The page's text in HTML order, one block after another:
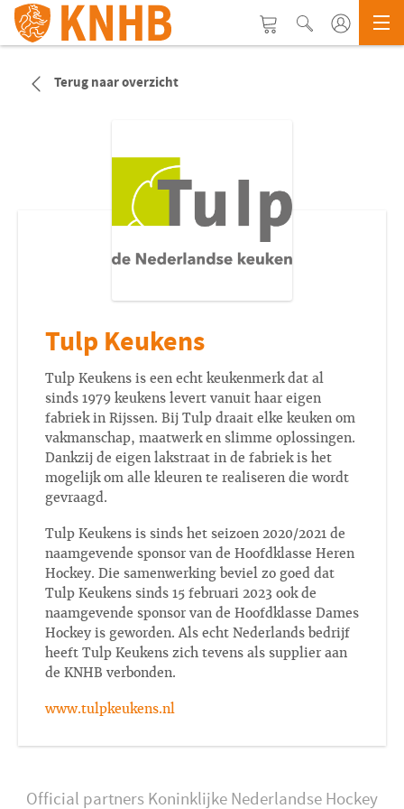
Terug naar overzicht
Tulp Keukens
Tulp Keukens is een echt keukenmerk dat al
sinds 1979 keukens levert vanuit haar eigen
fabriek in Rijssen. Bij Tulp draait elke keuken om
vakmanschap, maatwerk en slimme oplossingen.
Dankzij de eigen lakstraat in de fabriek is het
mogelijk om alle kleuren te realiseren die wordt
gevraagd.
Tulp Keukens is sinds het seizoen 2020/2021 de
naamgevende sponsor van de Hoofdklasse Heren
Hockey. Die samenwerking beviel zo goed dat
Tulp Keukens sinds 15 februari 2023 ook de
naamgevende sponsor van de Hoofdklasse Dames
Hockey is geworden. Als echt Nederlands bedrijf
heeft Tulp Keukens zich tevens als supplier aan
de KNHB verbonden.
www.tulpkeukens.nl
Official partners Koninklijke Nederlandse Hockey